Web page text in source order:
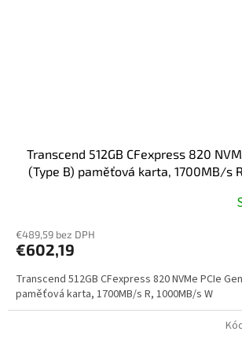
Transcend 512GB CFexpress 820
(Type B) paměťová karta, 1700MB/s
€489,59 bez DPH
€602,19
Transcend 512GB CFexpress 820 NVMe PCIe
paměťová karta, 1700MB/s R, 1000MB/s W